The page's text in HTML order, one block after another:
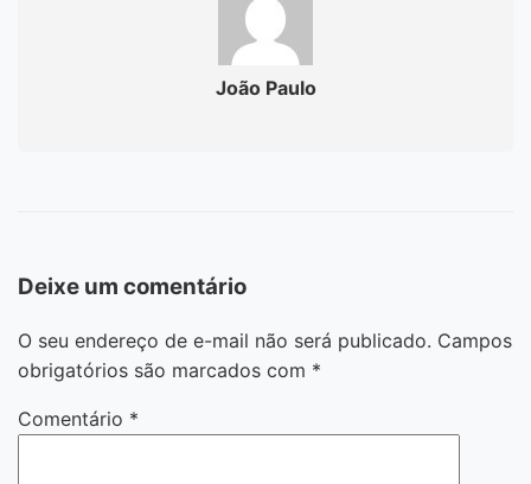
João Paulo
Deixe um comentário
O seu endereço de e-mail não será publicado. Campos
obrigatórios são marcados com *
Comentário *